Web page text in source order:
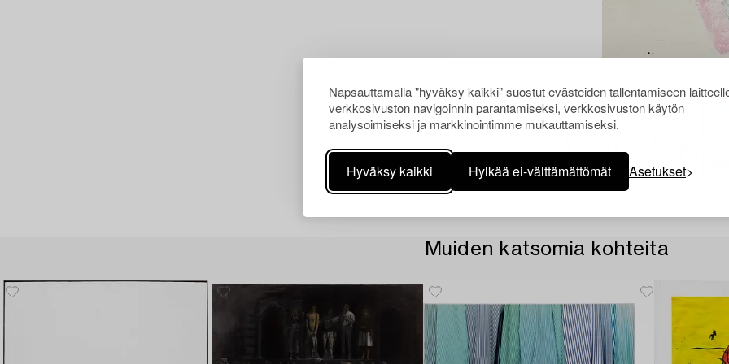
Napsauttamalla "hyväksy kaikki" suostut evästeiden tallentamiseen
verkkosivuston navigoinnin parantamiseksi, verkkosivuston käytön
analysoimiseksi ja markkinointimme mukauttamiseksi.
Hyväksy kaikki Hylkää ei-välttämättömät Asetukset
Muiden katsomia kohteita